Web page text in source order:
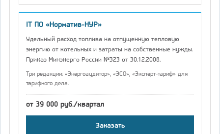
IT ПО «Норматив-НУР»
Удельный расход топлива на отпущенную тепловую
энергию от котельных и затраты на собственные нужды.
Приказ Минэнерго России №323 от 30.12.2008.
Три редакции: «Энергоаудитор», «ЭСО», «Эксперт-тариф» для
тарифного дела.
от 39 000 руб./квартал
Заказать